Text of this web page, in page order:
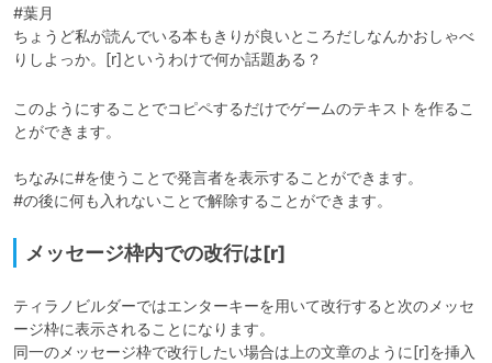
#葉月
ちょうど私が読んでいる本もきりが良いところだしなんかおしゃべ
りしよっか。[r]というわけで何か話題ある？
このようにすることでコピペするだけでゲームのテキストを作るこ
とができます。
ちなみに#を使うことで発言者を表示することができます。
#の後に何も入れないことで解除することができます。
メッセージ枠内での改行は[r]
ティラノビルダーではエンターキーを用いて改行すると次のメッセ
ージ枠に表示されることになります。
同一のメッセージ枠で改行したい場合は上の文章のように[r]を挿入